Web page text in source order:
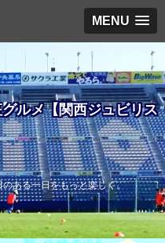
MENU
ルメ【関西ジュビリス
ある一日をもっと楽しく。